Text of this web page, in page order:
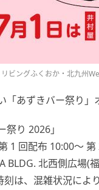
ビングふくおか・北九州
「あずきバー祭り」
り 2026」
1 回配布 10:00〜
BLDG. 北西側広場(
は、混雑状況によ